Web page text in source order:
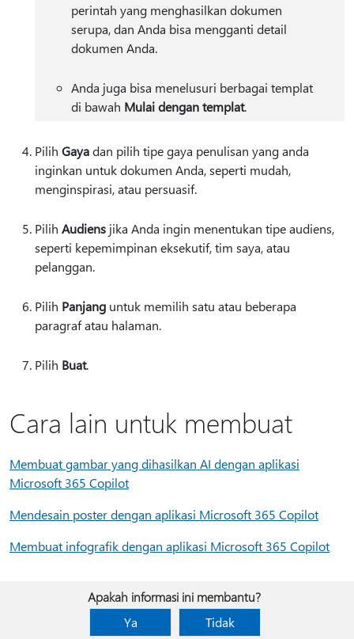
perintah yang menghasilkan dokumen
serupa, dan Anda bisa mengganti detail
dokumen Anda.
Anda juga bisa menelusuri berbagai templat
di bawah Mulai dengan templat.
Pilih Gayadan pilih tipe gaya penulisan yang anda
inginkan untuk dokumen Anda, seperti mudah,
menginspirasi, atau persuasif.
Pilih Audiens jika Anda ingin menentukan tipe audiens,
seperti kepemimpinan eksekutif, tim saya, atau
pelanggan.
Pilih Panjang untuk memilih satu atau beberapa
paragraf atau halaman.
Pilih Buat.
Cara lain untuk membuat
Membuat gambar yang dihasilkan AI dengan aplikasi
Microsoft 365 Copilot
Mendesain poster dengan aplikasi Microsoft 365 Copilot
Membuat infografik dengan aplikasi Microsoft 365 Copilot
Apakah informasi ini membantu?
Ya
Tidak